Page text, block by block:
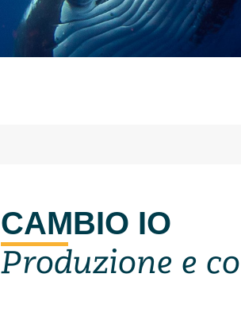
CAMBIO IO
Produzione e